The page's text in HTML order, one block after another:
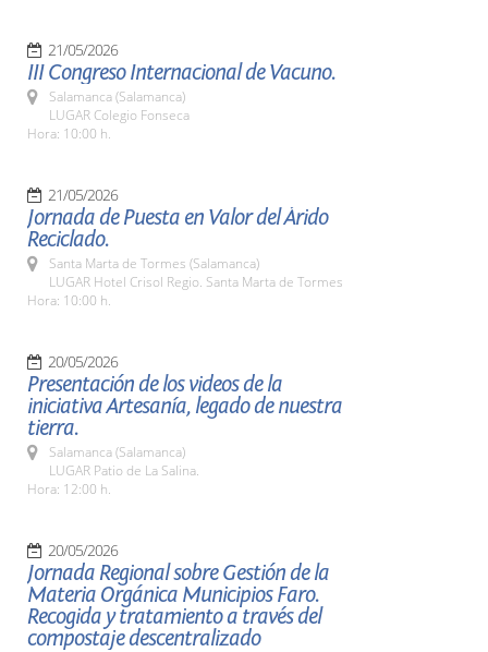
21/05/2026
III Congreso Internacional de Vacuno.
Salamanca (Salamanca)
LUGAR Colegio Fonseca
Hora: 10:00 h.
21/05/2026
Jornada de Puesta en Valor del Árido
Reciclado.
Santa Marta de Tormes (Salamanca)
LUGAR Hotel Crisol Regio. Santa Marta de Tormes
Hora: 10:00 h.
20/05/2026
Presentación de los videos de la
iniciativa Artesanía, legado de nuestra
tierra.
Salamanca (Salamanca)
LUGAR Patio de La Salina.
Hora: 12:00 h.
20/05/2026
Jornada Regional sobre Gestión de la
Materia Orgánica Municipios Faro.
Recogida y tratamiento a través del
compostaje descentralizado